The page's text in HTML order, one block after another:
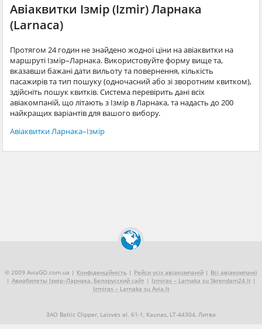
Авіаквитки Ізмір (Izmir) Ларнака
(Larnaca)
Протягом 24 годин не знайдено жодної ціни на авіаквитки на
маршруті Ізмір–Ларнака. Використовуйте форму вище та,
вказавши бажані дати вильоту та повернення, кількість
пасажирів та тип пошуку (одночасний або зі зворотним квитком),
здійсніть пошук квитків. Система перевірить дані всіх
авіакомпаній, що літають з Ізмір в Ларнака, та надасть до 200
найкращих варіантів для вашого вибору.
Авіаквитки Ларнака–Ізмір
© 2009 AviaGO.com.ua | Конфіденційність | Рейси усіх авіакомпаній | Всі авіакомпанії
| Авиабилеты Ізмір–Ларнака, Белорусский сайт| Izmiras – Larnaka su Skrendam24.lt |
Izmiras – Larnaka su Avia.lt
ЗАО Baltic Clipper, Laisvės al. 61-1, Kaunas, LT-44304, Литва